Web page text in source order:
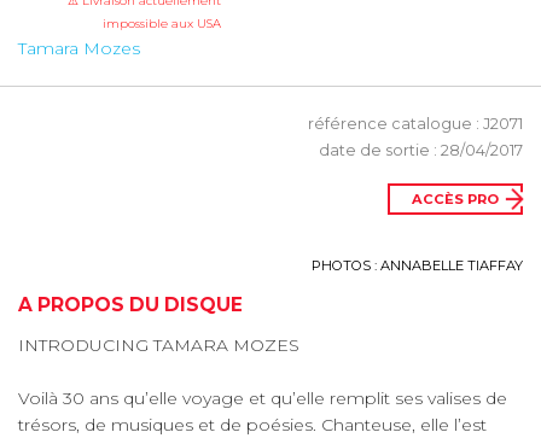
impossible aux USA
Tamara Mozes
référence catalogue : J2071
date de sortie : 28/04/2017
ACCÈS PRO
PHOTOS : ANNABELLE TIAFFAY
A PROPOS DU DISQUE
INTRODUCING TAMARA MOZES
Voilà 30 ans qu’elle voyage et qu’elle remplit ses valises de
trésors, de musiques et de poésies. Chanteuse, elle l’est